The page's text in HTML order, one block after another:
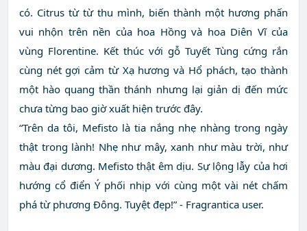
có. Citrus từ từ thu mình, biến thành một hương phấn
vui nhộn trên nền của hoa Hồng và hoa Diên Vĩ của
vùng Florentine. Kết thúc với gỗ Tuyết Tùng cứng rắn
cùng nét gợi cảm từ Xạ hương và Hổ phách, tạo thành
một hào quang thần thánh nhưng lại giản dị đến mức
chưa từng bao giờ xuất hiện trước đây.
“Trên da tôi, Mefisto là tia nắng nhẹ nhàng trong ngày
thật trong lành! Nhẹ như mây, xanh như màu trời, như
màu đại dương. Mefisto thật êm dịu. Sự lộng lẫy của hơi
hướng cổ điển Ý phối nhịp với cùng một vài nét chấm
phá từ phương Đông. Tuyệt đẹp!” - Fragrantica user.